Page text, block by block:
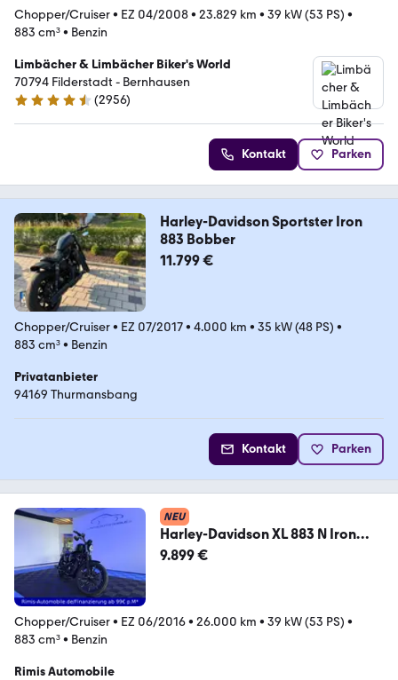
Chopper/Cruiser• EZ 04/2008• 23.829 km • 39 kW (53 PS) •
883 cm³• Benzin
Limbächer & Limbächer Biker's World
70794 Filderstadt - Bernhausen
4.7 Sterne
(2956)
Kontakt Parken
Harley-Davidson Sportster Iron
883 Bobber
11.799 €
Chopper/Cruiser• EZ 07/2017• 4.000 km • 35 kW (48 PS) •
883 cm³• Benzin
Privatanbieter
94169 Thurmansbang
Kontakt Parken
NEU
Harley-Davidson XL 883 N Iron
Sportster Matt Keyless go
9.899 €
Chopper/Cruiser• EZ 06/2016• 26.000 km • 39 kW (53 PS) •
883 cm³• Benzin
Rimis Automobile